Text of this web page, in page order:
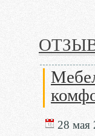
28 мая